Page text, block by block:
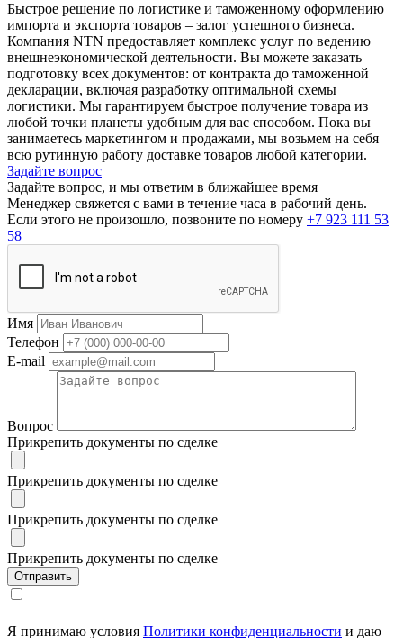
Быстрое решение по логистике и таможенному оформлению
импорта и экспорта товаров – залог успешного бизнеса.
Компания NTN предоставляет комплекс услуг по ведению
внешнеэкономической деятельности. Вы можете заказать
подготовку всех документов: от контракта до таможенной
декларации, включая разработку оптимальной схемы
логистики. Мы гарантируем быстрое получение товара из
любой точки планеты удобным для вас способом. Пока вы
занимаетесь маркетингом и продажами, мы возьмем на себя
всю рутинную работу доставке товаров любой категории.
Задайте вопрос
Задайте вопрос, и мы ответим в ближайшее время
Менеджер свяжется с вами в течение часа в рабочий день.
Если этого не произошло, позвоните по номеру +7 923 111 53
58
Имя
Телефон
E-mail
Вопрос
Прикрепить документы по сделке
Прикрепить документы по сделке
Прикрепить документы по сделке
Прикрепить документы по сделке
Я принимаю условия Политики конфиденциальности и даю